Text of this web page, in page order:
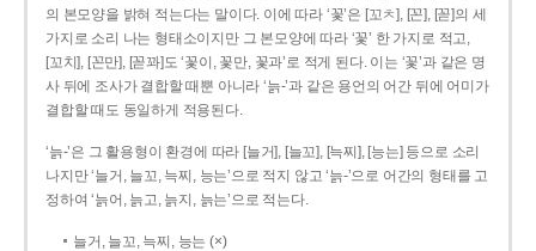
의 본모양을 밝혀 적는다는 말이다. 이에 따라 ‘꽃’은 [꼬ㅊ], [꼰], [꼳]의 세
가지로 소리 나는 형태소이지만 그 본모양에 따라 ‘꽃’ 한 가지로 적고,
[꼬치], [꼰만], [꼳꽈]도 ‘꽃이, 꽃만, 꽃과’로 적게 된다. 이는 ‘꽃’과 같은 명
사 뒤에 조사가 결합할 때뿐 아니라 ‘늙-’과 같은 용언의 어간 뒤에 어미가
결합할 때도 동일하게 적용된다.
‘늙-’은 그 활용형이 환경에 따라 [늘거], [늘꼬], [늑찌], [능는] 등으로 소리
나지만 ‘늘거, 늘꼬, 늑찌, 능는’으로 적지 않고 ‘늙-’으로 어간의 형태를 고
정하여 ‘늙어, 늙고, 늙지, 늙는’으로 적는다.
늘거, 늘꼬, 늑찌, 능는 (×)